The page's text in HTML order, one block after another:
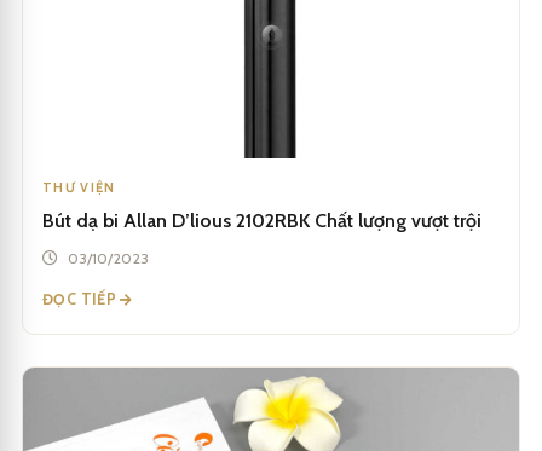
THƯ VIỆN
Bút dạ bi Allan D’lious 2102RBK Chất lượng vượt trội
03/10/2023
ĐỌC TIẾP